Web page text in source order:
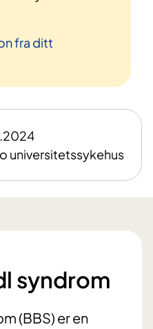
fra ditt
universitetssykehus
syndrom
(BBS) er en